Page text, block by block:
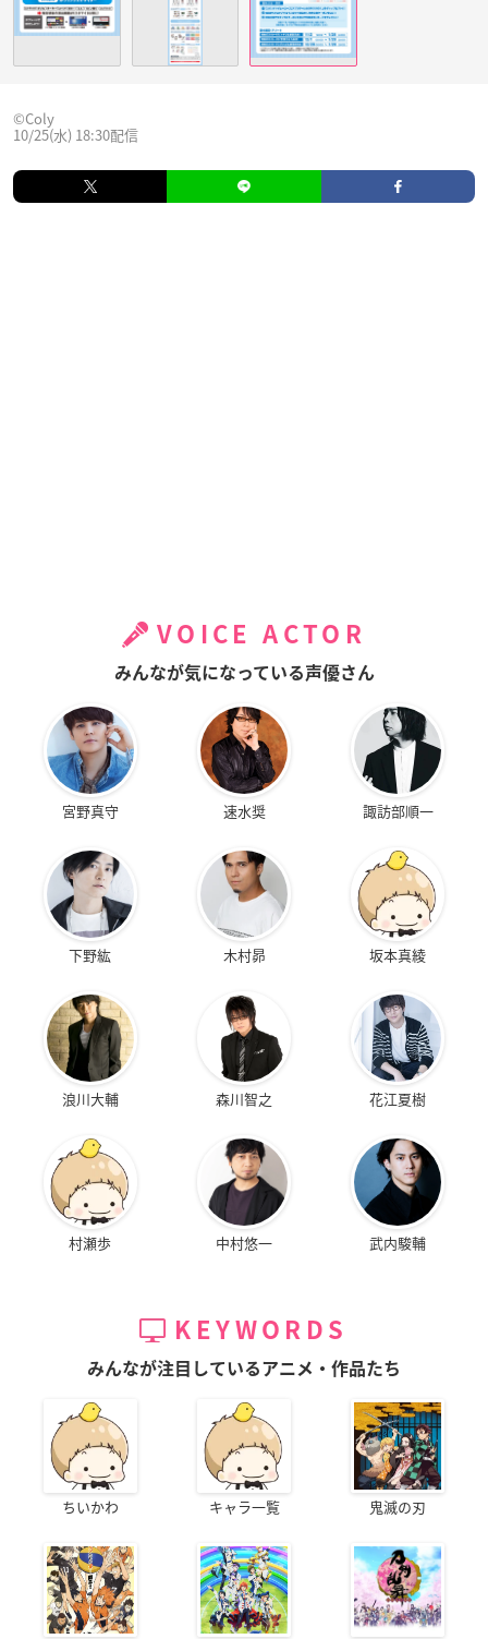
©Coly
10/25(水) 18:30配信
VOICE ACTOR
みんなが気になっている声優さん
宮野真守 速水奨 諏訪部順一
下野紘 木村昴 坂本真綾
浪川大輔 森川智之 花江夏樹
村瀬歩 中村悠一 武内駿輔
KEYWORDS
みんなが注目しているアニメ・作品たち
ちいかわ キャラ一覧 鬼滅の刃